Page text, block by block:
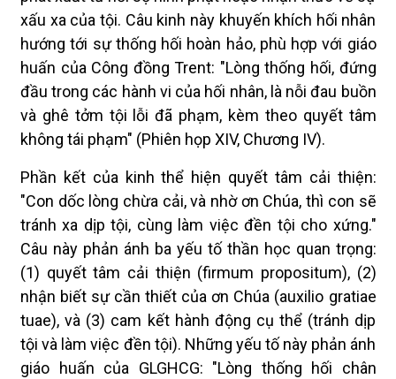
xấu xa của tội. Câu kinh này khuyến khích hối nhân
hướng tới sự thống hối hoàn hảo, phù hợp với giáo
huấn của Công đồng Trent: "Lòng thống hối, đứng
đầu trong các hành vi của hối nhân, là nỗi đau buồn
và ghê tởm tội lỗi đã phạm, kèm theo quyết tâm
không tái phạm" (Phiên họp XIV, Chương IV).
Phần kết của kinh thể hiện quyết tâm cải thiện:
"Con dốc lòng chừa cải, và nhờ ơn Chúa, thì con sẽ
tránh xa dịp tội, cùng làm việc đền tội cho xứng."
Câu này phản ánh ba yếu tố thần học quan trọng:
(1) quyết tâm cải thiện (firmum propositum), (2)
nhận biết sự cần thiết của ơn Chúa (auxilio gratiae
tuae), và (3) cam kết hành động cụ thể (tránh dịp
tội và làm việc đền tội). Những yếu tố này phản ánh
giáo huấn của GLGHCG: "Lòng thống hối chân